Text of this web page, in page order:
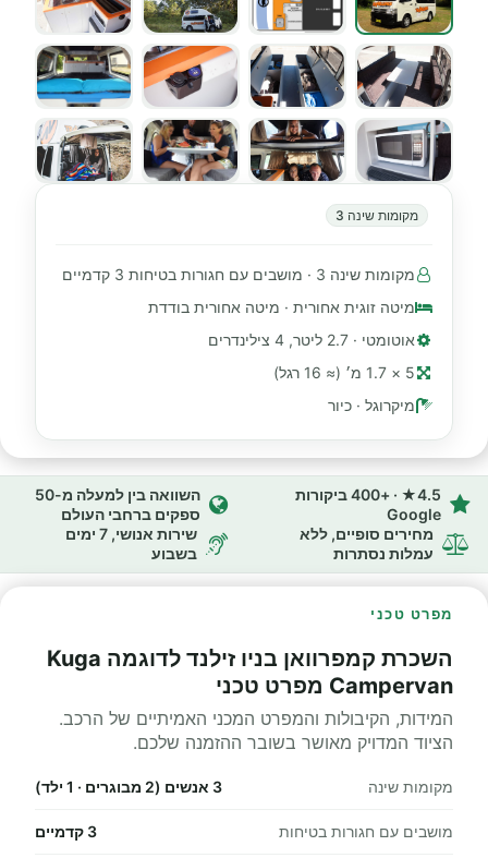
מקומות שינה 3
מקומות שינה 3 · מושבים עם חגורות בטיחות 3 קדמיים
מיטה זוגית אחורית · מיטה אחורית בודדת
אוטומטי · 2.7 ליטר, 4 צילינדרים
5 × 1.7 מ׳ (≈ 16 רגל)
מיקרוגל · כיור
4.5★ · +400 ביקורות
Google
השוואה בין למעלה מ-50
ספקים ברחבי העולם
מחירים סופיים, ללא
עמלות נסתרות
שירות אנושי, 7 ימים
בשבוע
מפרט טכני
השכרת קמפרוואן בניו זילנד לדוגמה Kuga
Campervan מפרט טכני
המידות, הקיבולות והמפרט המכני האמיתיים של הרכב.
הציוד המדויק מאושר בשובר ההזמנה שלכם.
מקומות שינה 3 אנשים (2 מבוגרים · 1 ילד)
מושבים עם חגורות בטיחות 3 קדמיים